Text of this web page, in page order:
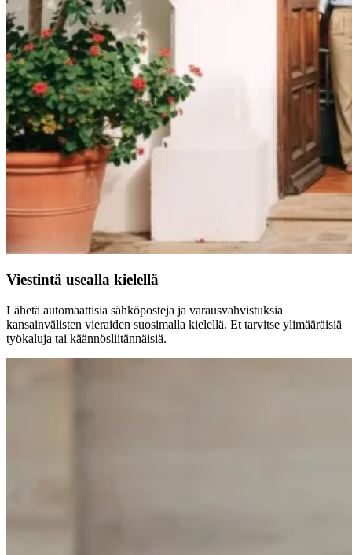
Viestintä usealla kielellä
Lähetä automaattisia sähköposteja ja varausvahvistuksia
kansainvälisten vieraiden suosimalla kielellä. Et tarvitse ylimääräisiä
työkaluja tai käännösliitännäisiä.